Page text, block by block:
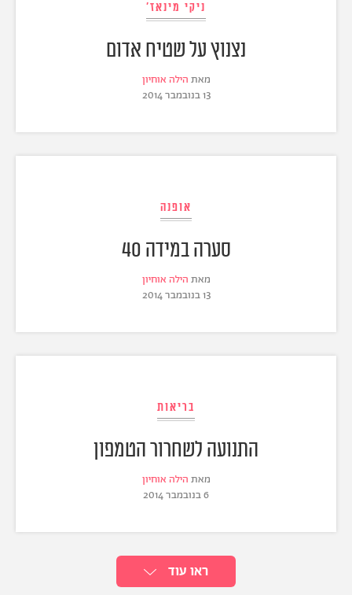
ניקי מינאז'
נצנוץ על שטיח אדום
מאת הילה אוחיון
13 בנובמבר 2014
אופנה
סערה במידה 40
מאת הילה אוחיון
13 בנובמבר 2014
בריאות
התנועה לשחרור הטמפון
מאת הילה אוחיון
6 בנובמבר 2014
ראו עוד